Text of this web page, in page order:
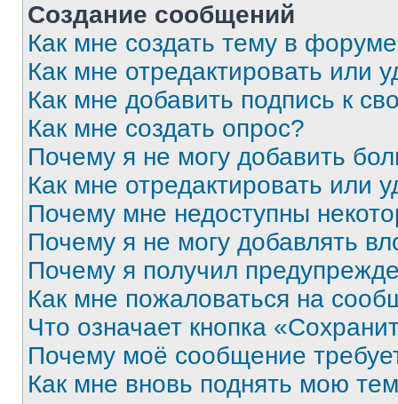
Создание сообщений
Как мне создать тему в
Как мне отредактировать или
Как мне добавить подпись к
Как мне создать опрос?
Почему я не могу добавить
Как мне отредактировать или
Почему мне недоступны
Почему я не могу добавлять
Почему я получил
Как мне пожаловаться на
Что означает кнопка
Почему моё сообщение
Как мне вновь поднять мою